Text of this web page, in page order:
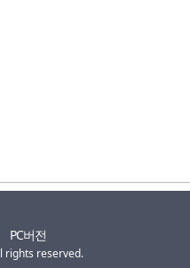
PC버전
rights reserved.